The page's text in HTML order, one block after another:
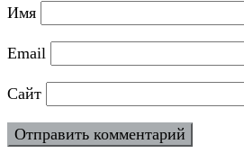
Имя
Email
Сайт